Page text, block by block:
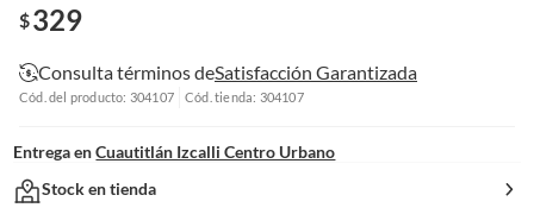
$329
Consulta términos deSatisfacción Garantizada
Cód. del producto: 304107 Cód. tienda: 304107
Entrega en Cuautitlán Izcalli Centro Urbano
Stock en tienda